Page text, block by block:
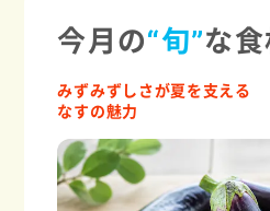
今月の“旬”な食
みずみずしさが夏を支える
なすの魅力